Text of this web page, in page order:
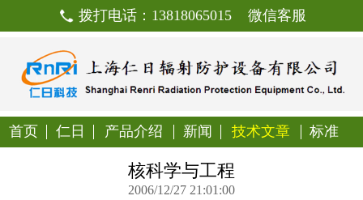
拨打电话：13818065015
产品介绍